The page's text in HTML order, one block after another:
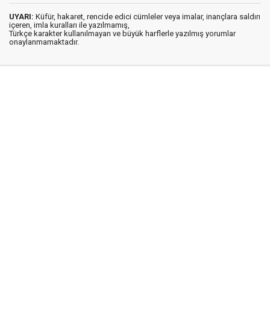
UYARI: Küfür, hakaret, rencide edici cümleler veya imalar, inançlara saldırı
içeren, imla kuralları ile yazılmamış,
Türkçe karakter kullanılmayan ve büyük harflerle yazılmış yorumlar
onaylanmamaktadır.